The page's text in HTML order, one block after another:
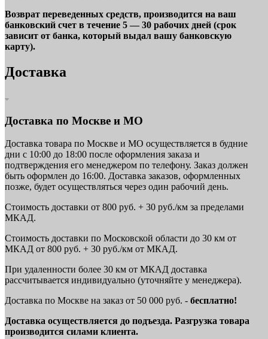
Возврат переведенных средств, производится на ваш
банковский счет в течение 5 — 30 рабочих дней (срок
зависит от банка, который выдал вашу банковскую
карту).
Доставка
Доставка по Москве и МО
Доставка товара по Москве и МО осуществляется в будние
дни с 10:00 до 18:00 после оформления заказа и
подтверждения его менеджером по телефону. Заказ должен
быть оформлен до 16:00. Доставка заказов, оформленных
позже, будет осуществляться через один рабочий день.
Стоимость доставки от 800 руб. + 30 руб./км за пределами
МКАД.
Стоимость доставки по Московской области до 30 км от
МКАД от 800 руб. + 30 руб./км от МКАД.
При удаленности более 30 км от МКАД доставка
рассчитывается индивидуально (уточняйте у менеджера).
Доставка по Москве на заказ от 50 000 руб. - бесплатно!
Доставка осуществляется до подъезда. Разгрузка товара
производится силами клиента.